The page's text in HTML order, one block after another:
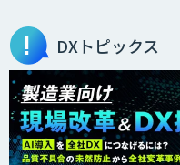
AI・
開発
DXトピックス